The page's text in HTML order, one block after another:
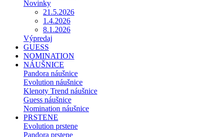
Novinky
21.5.2026
1.4.2026
8.1.2026
Výpredaj
GUESS
NOMINATION
NÁUŠNICE
Pandora náušnice
Evolution náušnice
Klenoty Trend náušnice
Guess náušnice
Nomination náušnice
PRSTENE
Evolution prstene
Pandora prstene